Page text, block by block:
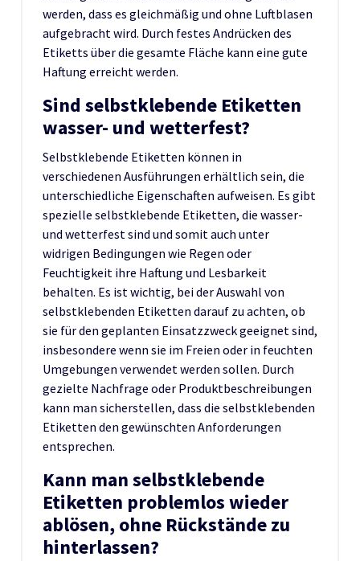
werden, dass es gleichmäßig und ohne Luftblasen
aufgebracht wird. Durch festes Andrücken des
Etiketts über die gesamte Fläche kann eine gute
Haftung erreicht werden.
Sind selbstklebende Etiketten
wasser- und wetterfest?
Selbstklebende Etiketten können in
verschiedenen Ausführungen erhältlich sein, die
unterschiedliche Eigenschaften aufweisen. Es gibt
spezielle selbstklebende Etiketten, die wasser-
und wetterfest sind und somit auch unter
widrigen Bedingungen wie Regen oder
Feuchtigkeit ihre Haftung und Lesbarkeit
behalten. Es ist wichtig, bei der Auswahl von
selbstklebenden Etiketten darauf zu achten, ob
sie für den geplanten Einsatzzweck geeignet sind,
insbesondere wenn sie im Freien oder in feuchten
Umgebungen verwendet werden sollen. Durch
gezielte Nachfrage oder Produktbeschreibungen
kann man sicherstellen, dass die selbstklebenden
Etiketten den gewünschten Anforderungen
entsprechen.
Kann man selbstklebende
Etiketten problemlos wieder
ablösen, ohne Rückstände zu
hinterlassen?